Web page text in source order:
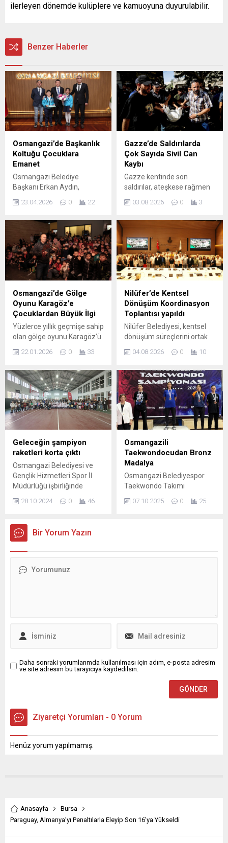
ilerleyen dönemde kulüplere ve kamuoyuna duyurulabilir.
Benzer Haberler
Osmangazi’de Başkanlık
Koltuğu Çocuklara
Emanet
Osmangazi Belediye
Başkanı Erkan Aydın,
geleceğin teminatı olan
çocuklara verdiği önemi 23
Çocuk Bayramı’nda bir kez
daha gösterdi. Başkan
Aydın, bu özel günde
makam koltuğunu temsili
olarak çocuklara devretti.
Göreve geldiği günden bu
yana Osmangazi’de
çocukların eşit şartlarda
eğitim alabilmesi için ilçeyi
kreşlerle donatan
Osmangazi Belediye...
23.04.2026 0 22
Gazze’de Saldırılarda
Çok Sayıda Sivil Can
Kaybı
Gazze kentinde son
saldırılar, ateşkese rağmen
birçok sivilin hayatını
kaybetmesine ve
Sağlık kaynaklarıyla görgü
tanıkları, farklı bölgelerde
düzenlenen hava ve kara
saldırılarının yoğunlaştığını
bildiriyor; enkaz altından
çıkarılan bebek ve çocuk
görüntüleri bölgedeki insani
krizin derinliğini gözler
önüne seriyor. Hastanelerde
düzenlenen cenaze
törenleri ve hasta-sivil
kayıtları, ölü sayısının...
03.08.2026 0 3
Osmangazi’de Gölge
Oyunu Karagöz’e
Çocuklardan Büyük İlgi
Yüzlerce yıllık geçmişe sahip
olan gölge oyunu Karagöz’ü
kuşaklara aktarmak için
Osmangazi Belediyesi,
“Karagöz Yolda” gölge
oyunu ile çocuklara sömestr
tatilinde unutulmaz anlar
yaşattı. Bursa’nın geçmişten
gelen kültürel mirasını
kentin yarınlarına taşımak
amacıyla çalışmalarını
sürdüren Osmangazi
Belediyesi, Panorama 1326
Fetih Müzesi’nde ‘Karagöz
Yolda’ gölge oyunu...
22.01.2026 0 33
Nilüfer’de Kentsel
Dönüşüm Koordinasyon
Toplantısı yapıldı
Nilüfer Belediyesi, kentsel
dönüşüm süreçlerini ortak
model oluşturmak amacıyla
Koordinasyon Toplantısı
düzenledi. Akademik odalar
ve alanında uzman isimlerin
katıldığı toplantıda, şeffaf
ve katılımcı bir yol haritası
ele alındı. Nilüfer Belediyesi,
kentsel dönüşüm
stratejilerini belirlemek ve
yol haritası oluşturmak
amacıyla Kentsel Dönüşüm
Koordinasyon Toplantısı...
04.08.2026 0 10
Geleceğin şampiyon
raketleri korta çıktı
Osmangazi Belediyesi ve
Gençlik Hizmetleri Spor İl
Müdürlüğü işbirliğinde
düzenlenen 29 Ekim
Cumhuriyet Kupası Tenis
gurubundaki çocuklar için
düzenlenen turnuvaya
gününde birbirleriyle
işbirliğinde...
28.10.2024 0 46
Osmangazili
Taekwondocudan Bronz
Madalya
Osmangazi Belediyespor
Taekwondo Takımı
sporcularından Şevval Melek
Kanbur, Selami Ateş Türkiye
Şampiyonası’nda göz
07.10.2025 0 25
Bir Yorum Yazın
Daha sonraki yorumlarımda kullanılması için adım, e-posta adresim
ve site adresim bu tarayıcıya kaydedilsin.
Ziyaretçi Yorumları - 0 Yorum
Henüz yorum yapılmamış.
Anasayfa
Bursa
Paraguay, Almanya’yı Penaltılarla Eleyip Son 16’ya Yükseldi